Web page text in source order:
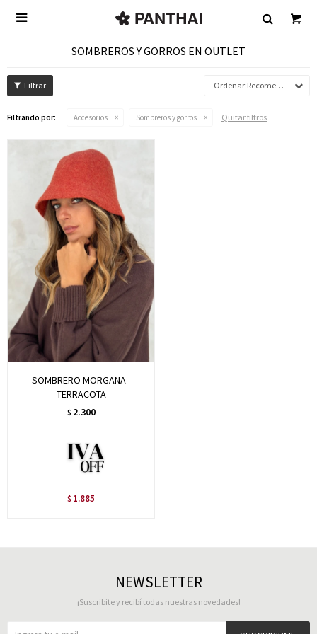

SOMBREROS Y GORROS EN OUTLET
Recomendados
Filtrando por: Accesorios Sombreros y gorros Quitar filtros
SOMBRERO MORGANA -
TERRACOTA
$ 2.300
$ 1.885
NEWSLETTER
¡Suscribite y recibí todas nuestras novedades!